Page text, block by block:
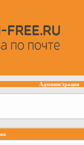
Администрация